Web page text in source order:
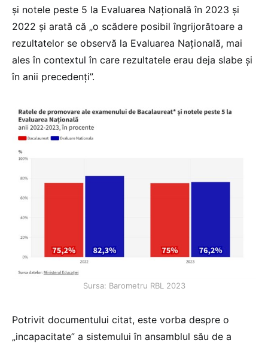
și notele peste 5 la Evaluarea Națională în 2023 și
2022 și arată că „o scădere posibil îngrijorătoare a
rezultatelor se observă la Evaluarea Națională, mai
ales în contextul în care rezultatele erau deja slabe și
în anii precedenți”.
Sursa: Barometru RBL 2023
Potrivit documentului citat, este vorba despre o
„incapacitate” a sistemului în ansamblul său de a